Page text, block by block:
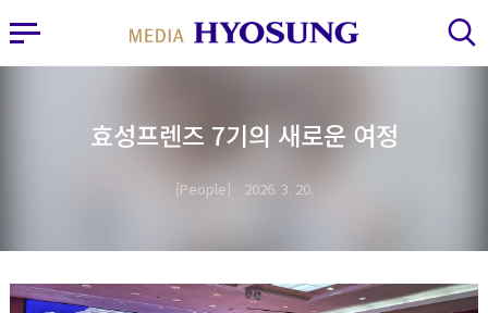
MY FRIEND HYOSUNG
사이드바 열기 검색 레이어 열기
효성프렌즈 7기의 새로운 여정
People 2026. 3. 20.